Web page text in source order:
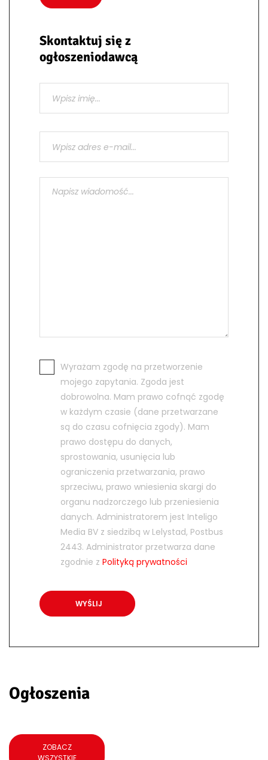
Skontaktuj się z
ogłoszeniodawcą
Wyrażam zgodę na przetworzenie
mojego zapytania. Zgoda jest
dobrowolna. Mam prawo cofnąć zgodę
w każdym czasie (dane przetwarzane
są do czasu cofnięcia zgody). Mam
prawo dostępu do danych,
sprostowania, usunięcia lub
ograniczenia przetwarzania, prawo
sprzeciwu, prawo wniesienia skargi do
organu nadzorczego lub przeniesienia
danych. Administratorem jest Inteligo
Media BV z siedzibą w Lelystad, Postbus
2443. Administrator przetwarza dane
zgodnie z Polityką prywatności
Ogłoszenia
ZOBACZ
WSZYSTKIE